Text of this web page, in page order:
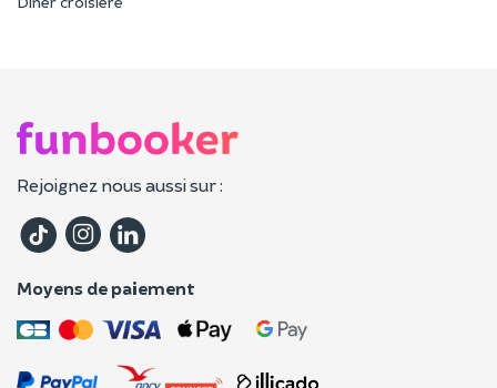
Rejoignez nous aussi sur :
Moyens de paiement